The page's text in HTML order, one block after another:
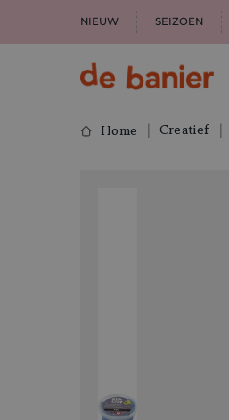
NIEUW SEIZOEN
Home Creatief